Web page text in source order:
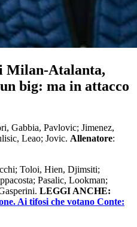
Milan-Atalanta,
big: ma in attacco
Gabbia, Pavlovic; Jimenez,
Leao; Jovic. Allenatore:
Toloi, Hien, Djimsiti;
Pasalic, Lookman;
LEGGI ANCHE:
Ai tifosi che votano Conte: